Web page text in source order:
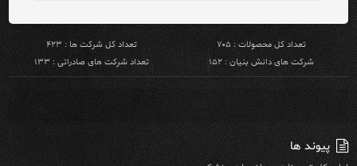
تعداد کل محصولات : ۷۰۵
تعداد کل شرکت ها : ۴۲۳
شرکت های دانش بنیان : ۱۵۲
تعداد شرکت های صادراتی : ۱۳۳
پیوند ها